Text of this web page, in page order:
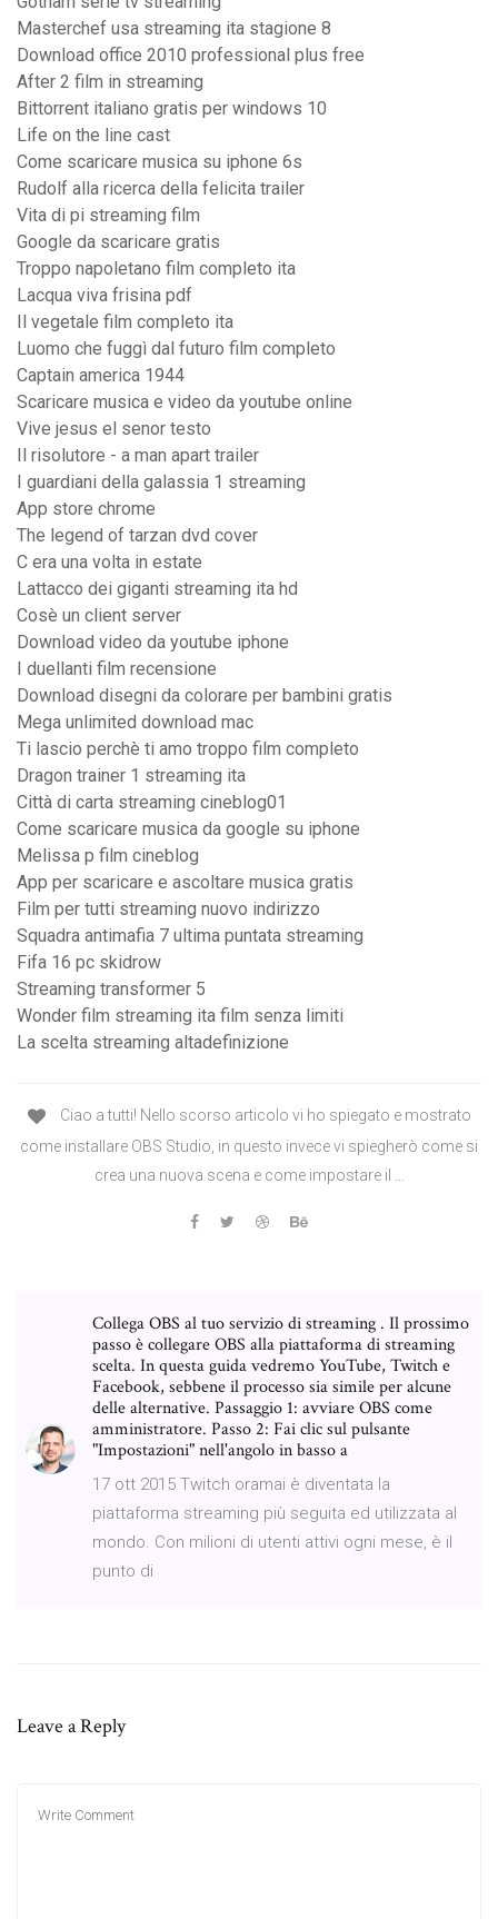
Masterchef usa streaming ita stagione 8
Download office 2010 professional plus free
After 2 film in streaming
Bittorrent italiano gratis per windows 10
Life on the line cast
Come scaricare musica su iphone 6s
Rudolf alla ricerca della felicita trailer
Vita di pi streaming film
Google da scaricare gratis
Troppo napoletano film completo ita
Lacqua viva frisina pdf
Il vegetale film completo ita
Luomo che fuggì dal futuro film completo
Captain america 1944
Scaricare musica e video da youtube online
Vive jesus el senor testo
Il risolutore - a man apart trailer
I guardiani della galassia 1 streaming
App store chrome
The legend of tarzan dvd cover
C era una volta in estate
Lattacco dei giganti streaming ita hd
Cosè un client server
Download video da youtube iphone
I duellanti film recensione
Download disegni da colorare per bambini gratis
Mega unlimited download mac
Ti lascio perchè ti amo troppo film completo
Dragon trainer 1 streaming ita
Città di carta streaming cineblog01
Come scaricare musica da google su iphone
Melissa p film cineblog
App per scaricare e ascoltare musica gratis
Film per tutti streaming nuovo indirizzo
Squadra antimafia 7 ultima puntata streaming
Fifa 16 pc skidrow
Streaming transformer 5
Wonder film streaming ita film senza limiti
La scelta streaming altadefinizione
Ciao a tutti! Nello scorso articolo vi ho spiegato e mostrato
come installare OBS Studio, in questo invece vi spiegherò come si
crea una nuova scena e come impostare il …
Collega OBS al tuo servizio di streaming . Il prossimo
passo è collegare OBS alla piattaforma di streaming
scelta. In questa guida vedremo YouTube, Twitch e
Facebook, sebbene il processo sia simile per alcune
delle alternative. Passaggio 1: avviare OBS come
amministratore. Passo 2: Fai clic sul pulsante
"Impostazioni" nell'angolo in basso a
17 ott 2015 Twitch oramai è diventata la
piattaforma streaming più seguita ed utilizzata al
mondo. Con milioni di utenti attivi ogni mese, è il
punto di
Leave a Reply